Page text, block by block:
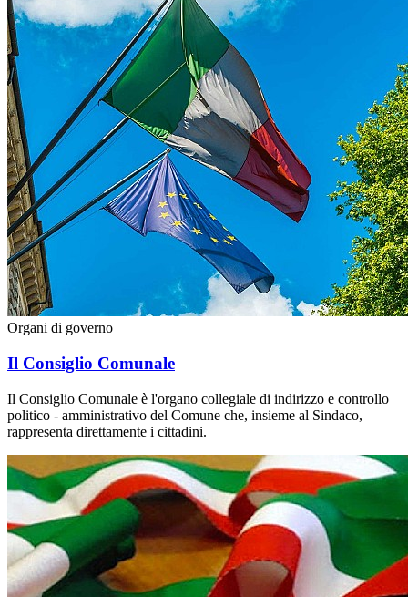
Organi di governo
Il Consiglio Comunale
Il Consiglio Comunale è l'organo collegiale di indirizzo e controllo
politico - amministrativo del Comune che, insieme al Sindaco,
rappresenta direttamente i cittadini.